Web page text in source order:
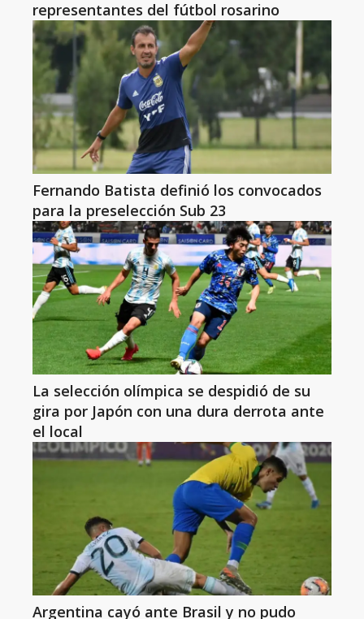
representantes del fútbol rosarino
Fernando Batista definió los convocados
para la preselección Sub 23
La selección olímpica se despidió de su
gira por Japón con una dura derrota ante
el local
Argentina cayó ante Brasil y no pudo